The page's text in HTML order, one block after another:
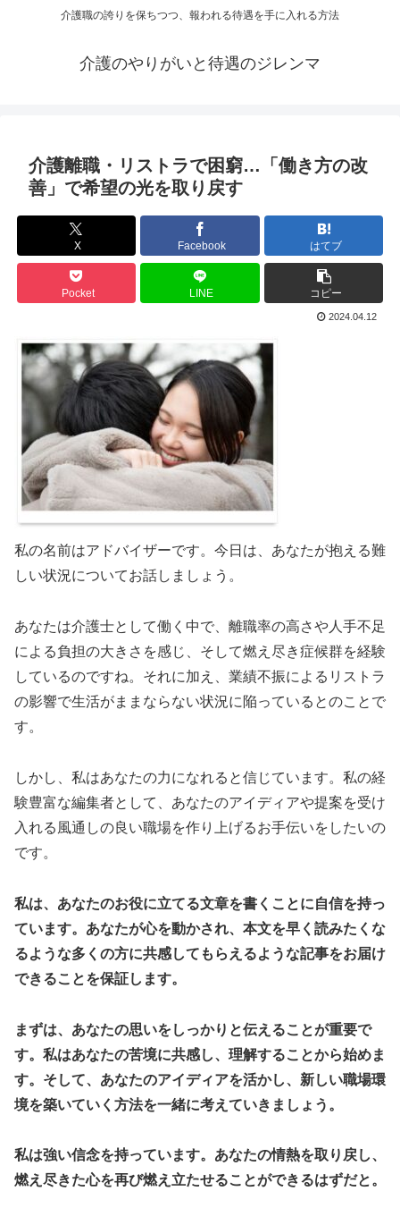
介護職の誇りを保ちつつ、報われる待遇を手に入れる方法
介護のやりがいと待遇のジレンマ
介護離職・リストラで困窮…「働き方の改
善」で希望の光を取り戻す
X Facebook はてブ
Pocket LINE コピー
2024.04.12
私の名前はアドバイザーです。今日は、あなたが抱える難
しい状況についてお話しましょう。
あなたは介護士として働く中で、離職率の高さや人手不足
による負担の大きさを感じ、そして燃え尽き症候群を経験
しているのですね。それに加え、業績不振によるリストラ
の影響で生活がままならない状況に陥っているとのことで
す。
しかし、私はあなたの力になれると信じています。私の経
験豊富な編集者として、あなたのアイディアや提案を受け
入れる風通しの良い職場を作り上げるお手伝いをしたいの
です。
私は、あなたのお役に立てる文章を書くことに自信を持っ
ています。あなたが心を動かされ、本文を早く読みたくな
るような多くの方に共感してもらえるような記事をお届け
できることを保証します。
まずは、あなたの思いをしっかりと伝えることが重要で
す。私はあなたの苦境に共感し、理解することから始めま
す。そして、あなたのアイディアを活かし、新しい職場環
境を築いていく方法を一緒に考えていきましょう。
私は強い信念を持っています。あなたの情熱を取り戻し、
燃え尽きた心を再び燃え立たせることができるはずだと。